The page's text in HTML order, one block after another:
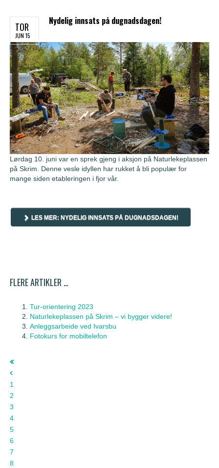
TOR
JUN 15
Nydelig innsats på dugnadsdagen!
Lørdag 10. juni var en sprek gjeng i aksjon på Naturlekeplassen
på Skrim. Denne vesle idyllen har rukket å bli populær for
mange siden etableringen i fjor vår.
LES MER: NYDELIG INNSATS PÅ DUGNADSDAGEN!
FLERE ARTIKLER …
Tur-orientering 2023
Naturlekeplassen på Skrim – vi bygger videre!
Anleggsarbeide ved Ivarsbu
Fotokurs for mobiltelefon
1
2
3
4
5
6
7
8